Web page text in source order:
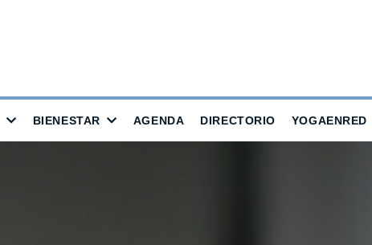
BIENESTAR AGENDA DIRECTORIO YOGAENRED